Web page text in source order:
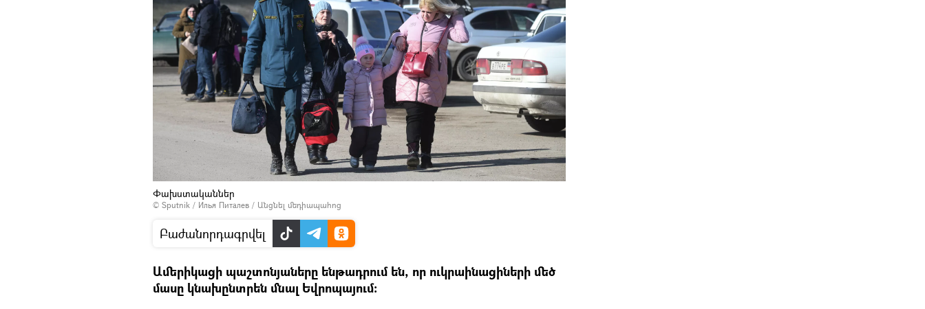
Փախստականներ
© Sputnik / Илья Питалев / Անցնել մեդիապահոց
Բաժանորդագրվել
Ամերիկացի պաշտոնյաները ենթադրում են, որ ուկրաինացիների մեծ
մասը կնախընտրեն մնալ Եվրոպայում։